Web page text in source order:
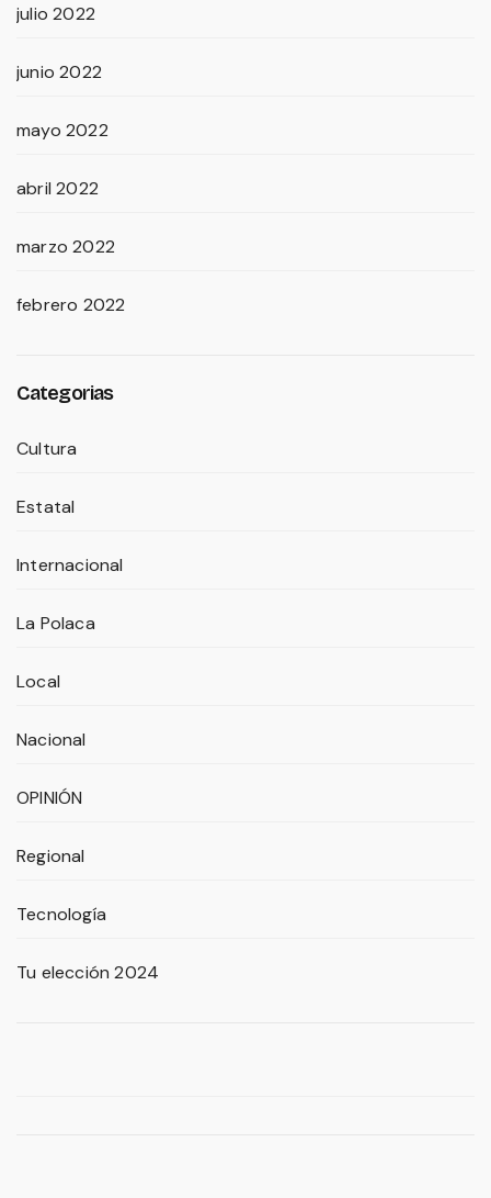
julio 2022
junio 2022
mayo 2022
abril 2022
marzo 2022
febrero 2022
Categorias
Cultura
Estatal
Internacional
La Polaca
Local
Nacional
OPINIÓN
Regional
Tecnología
Tu elección 2024